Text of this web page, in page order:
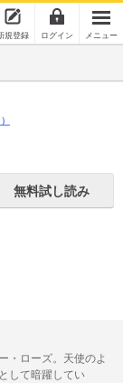
規登録 ログイン メニュー
無料試し読み
・ローズ。天使のよ
して暗躍してい